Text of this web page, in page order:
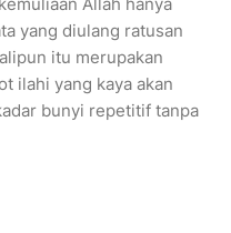
yang diulang ratusan
itu merupakan
ilahi yang kaya akan
bunyi repetitif tanpa